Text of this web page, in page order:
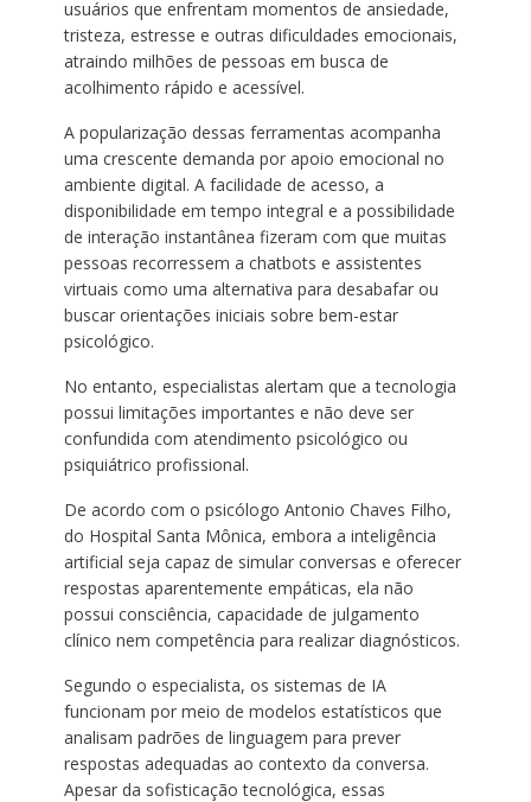
usuários que enfrentam momentos de ansiedade,
tristeza, estresse e outras dificuldades emocionais,
atraindo milhões de pessoas em busca de
acolhimento rápido e acessível.
A popularização dessas ferramentas acompanha
uma crescente demanda por apoio emocional no
ambiente digital. A facilidade de acesso, a
disponibilidade em tempo integral e a possibilidade
de interação instantânea fizeram com que muitas
pessoas recorressem a chatbots e assistentes
virtuais como uma alternativa para desabafar ou
buscar orientações iniciais sobre bem-estar
psicológico.
No entanto, especialistas alertam que a tecnologia
possui limitações importantes e não deve ser
confundida com atendimento psicológico ou
psiquiátrico profissional.
De acordo com o psicólogo Antonio Chaves Filho,
do Hospital Santa Mônica, embora a inteligência
artificial seja capaz de simular conversas e oferecer
respostas aparentemente empáticas, ela não
possui consciência, capacidade de julgamento
clínico nem competência para realizar diagnósticos.
Segundo o especialista, os sistemas de IA
funcionam por meio de modelos estatísticos que
analisam padrões de linguagem para prever
respostas adequadas ao contexto da conversa.
Apesar da sofisticação tecnológica, essas